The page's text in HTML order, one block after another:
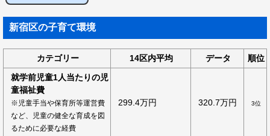
新宿区の子育て環境
カテゴリー 14区内平均 データ
順位
就学前児童1人当たりの児
童福祉費
※児童手当や保育所等運営費
など、児童の健全な育成を図
るために必要な経費
299.4万円 320.7万円 3位